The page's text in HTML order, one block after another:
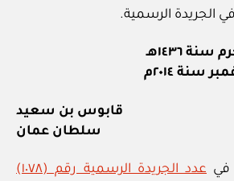
الجريدة الرسمية.
قابوس بن سعيد
سلطان عمان
في
عدد الجريدة الرسمية رقم (١٠٧٨)